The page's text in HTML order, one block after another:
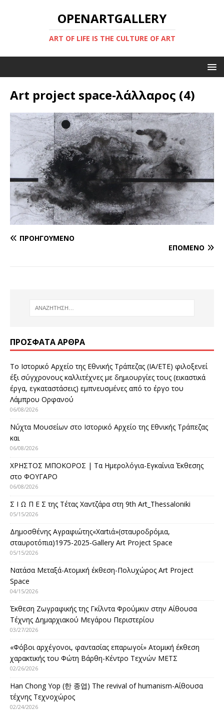
OPENARTGALLERY
ART OF LIFE IS THE CULTURE OF ART
Art project space-λάλλαρος (4)
ΠΡΟΗΓΟΎΜΕΝΟ
ΕΠΌΜΕΝΟ
ΠΡΌΣΦΑΤΑ ΆΡΘΡΑ
Το Ιστορικό Αρχείο της Εθνικής Τράπεζας (ΙΑ/ΕΤΕ) φιλοξενεί
έξι σύγχρονους καλλιτέχνες με δημιουργίες τους (εικαστικά
έργα, εγκαταστάσεις) εμπνευσμένες από το έργο του
Λάμπρου Ορφανού
06/08/2026
Νύχτα Μουσείων στο Ιστορικό Αρχείο της Εθνικής Τράπεζας
και
06/08/2026
ΧΡΗΣΤΟΣ ΜΠΟΚΟΡΟΣ | Τα Ημερολόγια-Εγκαίνια Έκθεσης
στο ΦΟΥΓΑΡΟ
06/08/2026
Σ Ι Ω Π Ε Σ της Τέτας Χαντζάρα στη 9th Art_Thessaloniki
05/15/2026
Δημοσθένης Αγραφιώτης«Xαrtιά»(σταυροδρόμια,
σταυροτόπια)1975-2025-Gallery Art Project Space
05/15/2026
Νατάσα Μεταξά-Ατομική έκθεση-Πολυχώρος Art Project
Space
04/15/2026
Έκθεση Ζωγραφικής της Γκίλντα Φρούμκιν στην Αίθουσα
Τέχνης Δημαρχιακού Μεγάρου Περιστερίου
03/27/2026
«Φόβοι αρχέγονοι, φαντασίας επαρωγοί» Ατομική έκθεση
χαρακτικής του Φώτη Βάρθη-Κέντρο Τεχνών ΜΕΤΣ
02/26/2026
Han Chong Yop (한 종엽) The revival of humanism-Αίθουσα
τέχνης Τεχνοχώρος
02/24/2026